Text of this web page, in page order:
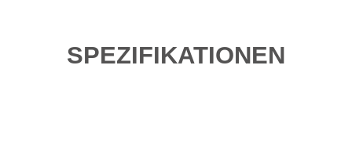
SPEZIFIKATIONEN